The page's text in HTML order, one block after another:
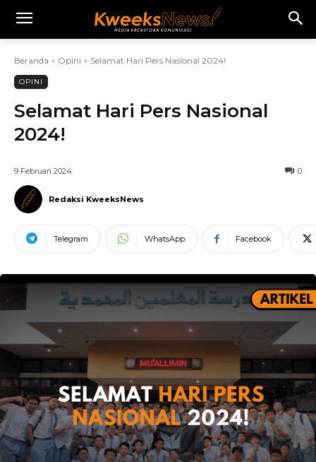
Beranda Opini Selamat Hari Pers Nasional 2024!
OPINI
Selamat Hari Pers Nasional
2024!
0
9 Februari 2024
Redaksi KweeksNews
Telegram WhatsApp Facebook